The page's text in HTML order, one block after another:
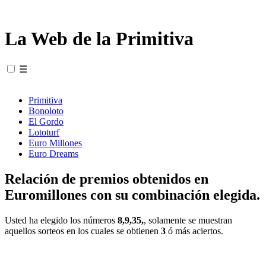
La Web de la Primitiva
☰
Primitiva
Bonoloto
El Gordo
Lototurf
Euro Millones
Euro Dreams
Relación de premios obtenidos en
Euromillones con su combinación elegida.
Usted ha elegido los números 8,9,35,, solamente se muestran
aquellos sorteos en los cuales se obtienen 3 ó más aciertos.